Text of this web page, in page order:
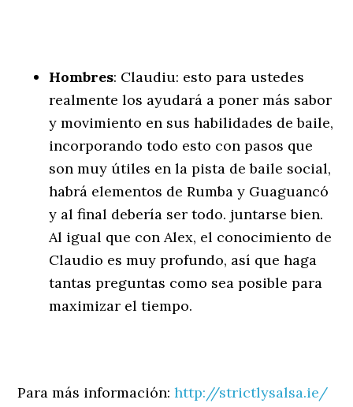
Hombres: Claudiu: esto para ustedes
realmente los ayudará a poner más sabor
y movimiento en sus habilidades de baile,
incorporando todo esto con pasos que
son muy útiles en la pista de baile social,
habrá elementos de Rumba y Guaguancó
y al final debería ser todo. juntarse bien.
Al igual que con Alex, el conocimiento de
Claudio es muy profundo, así que haga
tantas preguntas como sea posible para
maximizar el tiempo.
Para más información:http://strictlysalsa.ie/